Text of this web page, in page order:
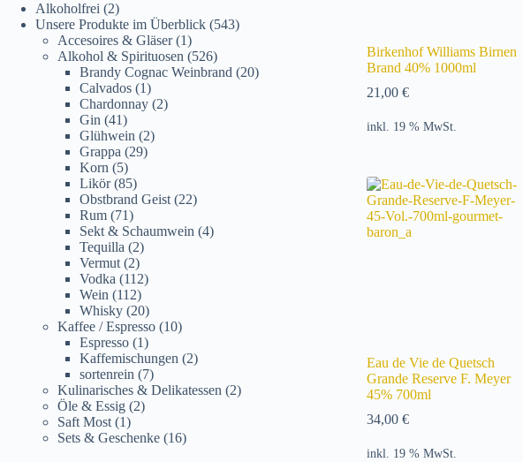
Birkenhof Williams Birnen
Brand 40% 1000ml
21,00 €
inkl. 19 % MwSt.
Eau de Vie de Quetsch
Grande Reserve F. Meyer
45% 700ml
34,00 €
inkl. 19 % MwSt.
Alkoholfrei (2)
Unsere Produkte im Überblick (543)
Accesoires & Gläser (1)
Alkohol & Spirituosen (526)
Brandy Cognac Weinbrand (20)
Calvados (1)
Chardonnay (2)
Gin (41)
Glühwein (2)
Grappa (29)
Korn (5)
Likör (85)
Obstbrand Geist (22)
Rum (71)
Sekt & Schaumwein (4)
Tequilla (2)
Vermut (2)
Vodka (112)
Wein (112)
Whisky (20)
Kaffee / Espresso (10)
Espresso (1)
Kaffemischungen (2)
sortenrein (7)
Kulinarisches & Delikatessen (2)
Öle & Essig (2)
Saft Most (1)
Sets & Geschenke (16)